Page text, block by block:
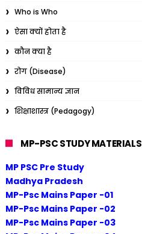
Who is Who
ऐसा क्यों होता है
कौन क्या है
रोग (Disease)
विविध सामान्य ज्ञान
शिक्षाशास्त्र (Pedagogy)
MP-PSC STUDY MATERIALS
MP PSC Pre Study
Madhya Pradesh
MP-Psc Mains Paper -01
MP-Psc Mains Paper -02
MP-Psc Mains Paper -03